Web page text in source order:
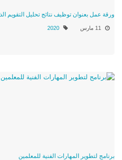
ورقة عمل بعنوان توظيف نتائج تحليل التقويم
11 مارس 2020
برنامج لتطوير المهارات الفنية للمعلمين